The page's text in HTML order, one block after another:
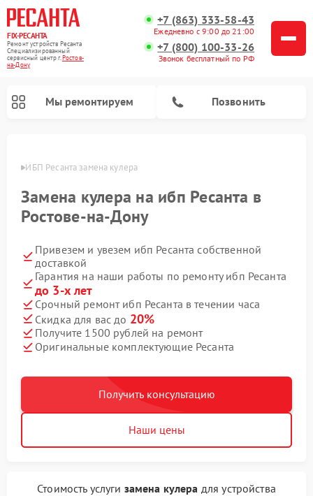
FIX-РЕСАНТА
Ремонт устройств Ресанта
Специализированный
cервисный центр г.Ростов-
на-Дону
+7 (863) 333-58-43
Ежедневно с 9:00 до 21:00
+7 (800) 100-33-26
Звонок бесплатный по РФ
Мы ремонтируем Позвонить
Дону ИБП Ресанта замена кулера
Замена кулера на ибп Ресанта в
Ростове-на-Дону
Привезем и увезем ибп Ресанта собственной
доставкой
Гарантия на наши работы по ремонту ибп Ресанта
до 3-х лет
Срочный ремонт ибп Ресанта в течении часа
Скидка для вас до 20%
Получите 1500 рублей на ремонт
Оригинальные комплектующие Ресанта
Получить консультацию
Наши цены
Стоимость услуги замена кулера для устройства